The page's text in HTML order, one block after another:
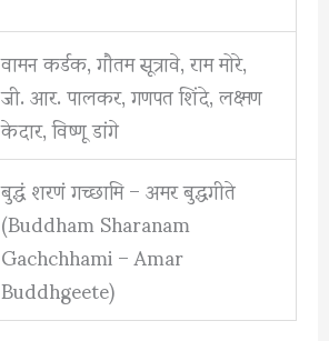
वामन कर्डक, गौतम सूत्रावे, राम मोरे,
जी. आर. पालकर, गणपत शिंदे, लक्ष्मण
केदार, विष्णू डांगे
बुद्धं शरणं गच्छामि – अमर बुद्धगीते
(Buddham Sharanam
Gachchhami – Amar
Buddhgeete)